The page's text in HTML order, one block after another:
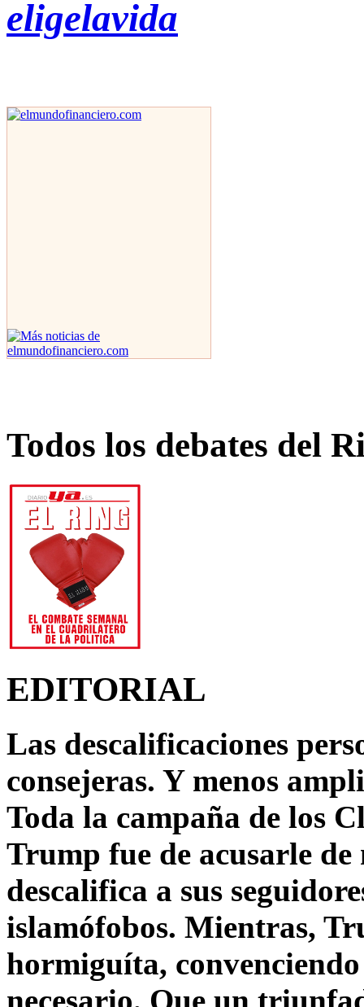
eligelavida
Todos los debates del
EDITORIAL
Las descalificaciones
consejeras. Y menos
Toda la campaña de los
Trump fue de acusarle
descalifica a sus
islamófobos. Mientras,
hormiguíta,
necesario. Que un